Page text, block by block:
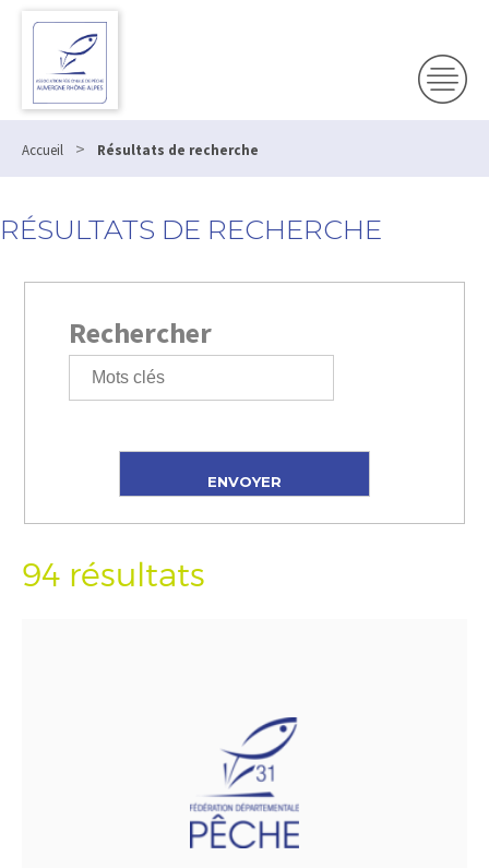
Accueil > Résultats de recherche
RÉSULTATS DE RECHERCHE
Rechercher
94 résultats